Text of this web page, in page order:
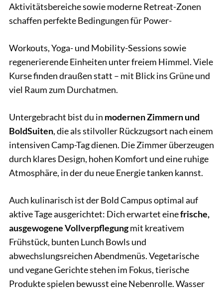
Aktivitätsbereiche sowie moderne Retreat-Zonen
schaffen perfekte Bedingungen für Power-
Workouts, Yoga- und Mobility-Sessions sowie
regenerierende Einheiten unter freiem Himmel. Viele
Kurse finden draußen statt – mit Blick ins Grüne und
viel Raum zum Durchatmen.
Untergebracht bist du in modernen Zimmern und
BoldSuiten, die als stilvoller Rückzugsort nach einem
intensiven Camp-Tag dienen. Die Zimmer überzeugen
durch klares Design, hohen Komfort und eine ruhige
Atmosphäre, in der du neue Energie tanken kannst.
Auch kulinarisch ist der Bold Campus optimal auf
aktive Tage ausgerichtet: Dich erwartet einefrische,
ausgewogene Vollverpflegungmit kreativem
Frühstück, bunten Lunch Bowls und
abwechslungsreichen Abendmenüs. Vegetarische
und vegane Gerichte stehen im Fokus, tierische
Produkte spielen bewusst eine Nebenrolle. Wasser